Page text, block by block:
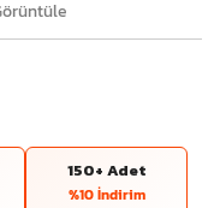
150+ Adet
%10 İndirim